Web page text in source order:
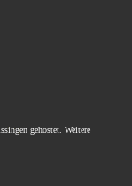
gehostet. Weitere